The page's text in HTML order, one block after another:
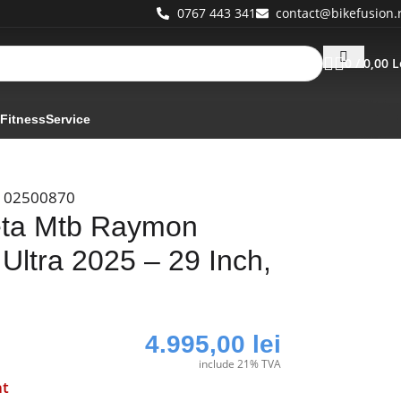
0767 443 341
0 0,00
Service
Mtb Raymon
2025 – 29 Inch,
4.995,00 lei
include 21% TVA